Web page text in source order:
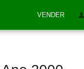
VENDER